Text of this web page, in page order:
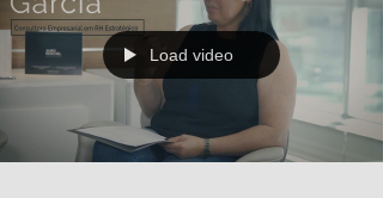
Load video